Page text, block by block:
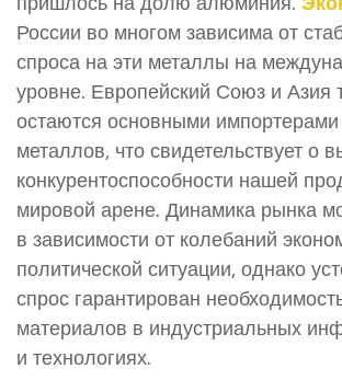
России во многом зависима от
спроса на эти металлы на
уровне. Европейский Союз и Азия
остаются основными импортерами
металлов, что свидетельствует о
конкурентоспособности нашей
мировой арене. Динамика рынка
в зависимости от колебаний
политической ситуации, однако
спрос гарантирован
материалов в индустриальных
и технологиях.